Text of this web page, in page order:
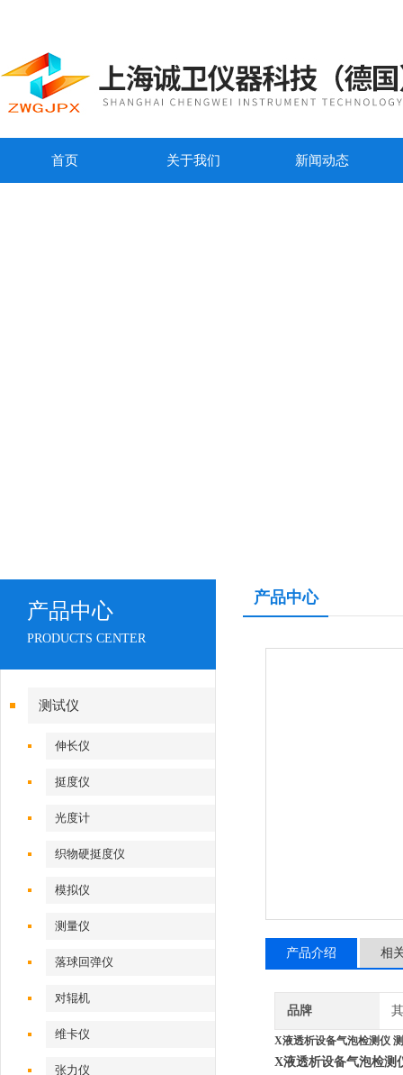
首页 关于我们 新闻动态
产品中心
PRODUCTS CENTER
测试仪
伸长仪
挺度仪
光度计
织物硬挺度仪
模拟仪
测量仪
落球回弹仪
对辊机
维卡仪
张力仪
产品中心
产品介绍 相
品牌
X液透析设备气泡检测仪
X液透析设备气泡检测